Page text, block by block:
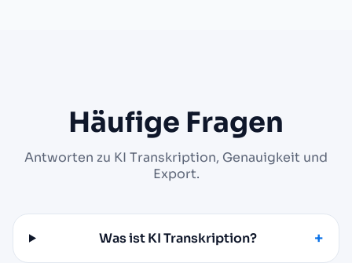
Häufige Fragen
Antworten zu KI Transkription, Genauigkeit und
Export.
Was ist KI Transkription?